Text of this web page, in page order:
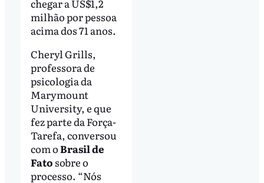
chegar a US$1,2
milhão por pessoa
acima dos 71 anos.
Cheryl Grills,
professora de
psicologia da
Marymount
University, e que
fez parte da Força-
Tarefa, conversou
com oBrasil de
Fato sobre o
processo. “Nós